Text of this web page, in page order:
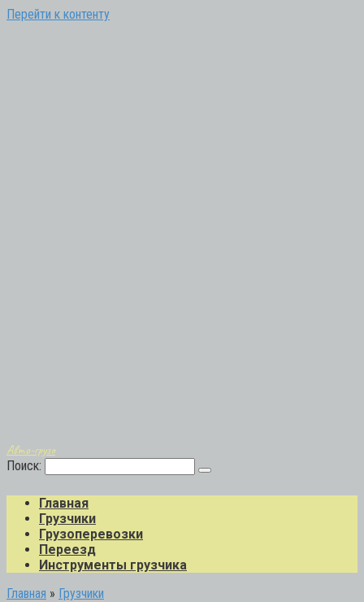
Перейти к контенту
Авто-грузо
Поиск:
Главная
Грузчики
Грузоперевозки
Переезд
Инструменты грузчика
Главная » Грузчики